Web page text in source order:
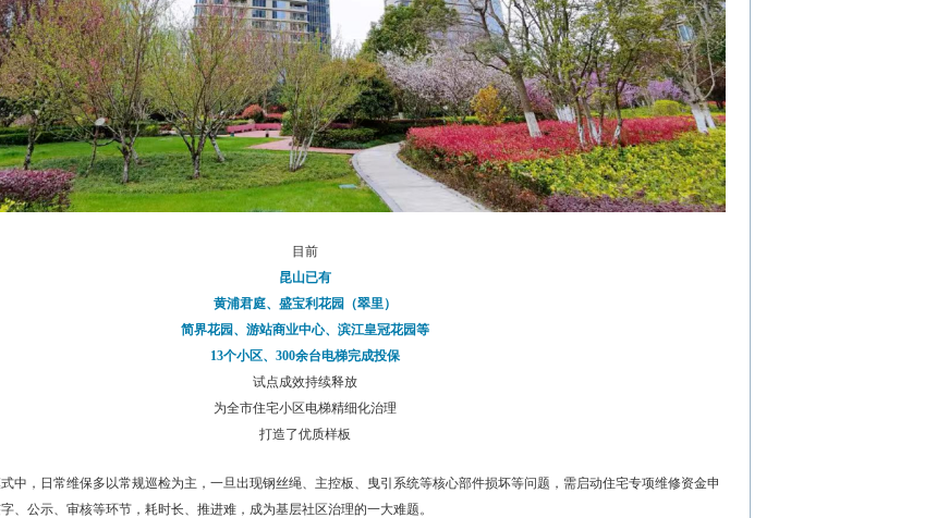
目前
昆山已有
黄浦君庭、 盛宝利花园（翠里）
简界花园、游站商业中心、滨江皇冠花园等
13个小区、300余台电梯完成投保
试点成效持续释放
为全市住宅小区电梯精细化治理
打造了优质样板
中，日常维保多以常规巡检为主，一旦出现钢丝绳、主控板、曳引系统等核心部件损坏等问题，需启动住宅专项维修资金申
、公示、审核等环节，耗时长、推进难，成为基层社区治理的一大难题。